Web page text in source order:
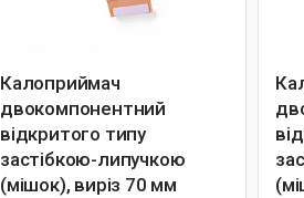
Калоприймач
двокомпонентний
відкритого типу
застібкою-липучкою
(мішок), виріз 70 мм